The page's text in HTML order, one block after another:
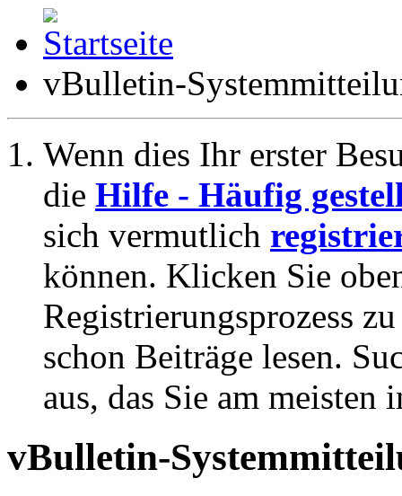
vBulletin-
Wenn dies Ihr erster
die Hilfe - Häufig
sich vermutlich
können. Klicken Sie
Registrierungsprozess
schon Beiträge lesen.
aus, das Sie am meisten
vBulletin-